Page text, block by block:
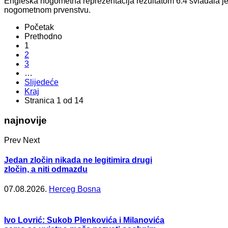
nogometnom prvenstvu.
Početak
Prethodno
1
2
3
…
Slijedeće
Kraj
Stranica 1 od 14
najnovije
Prev Next
Jedan zločin nikada ne legitimira drugi
zločin, a niti odmazdu
07.08.2026. Herceg Bosna
Ivo Lovrić: Sukob Plenkovića i Milanovića